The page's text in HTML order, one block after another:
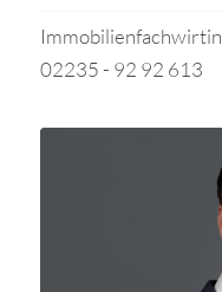
Immobilienfachwirtin
02235 - 92 92 613